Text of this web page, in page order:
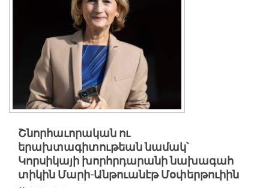
Շնորհաւորական ու
երախտագիտութեան նամակ՝
Կորսիկայի խորհրդարանի նախագահ
տիկին Մարի-Անթուանէթ Մօփերթուիին